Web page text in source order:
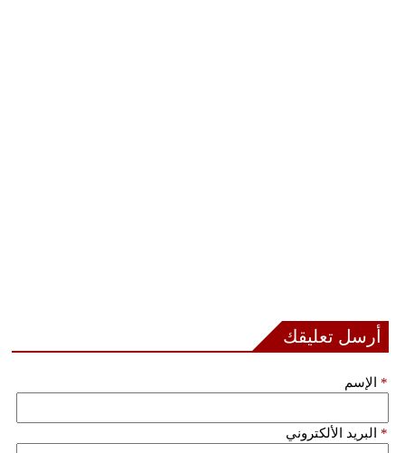
أرسل تعليقك
الإسم *
البريد الألكتروني *